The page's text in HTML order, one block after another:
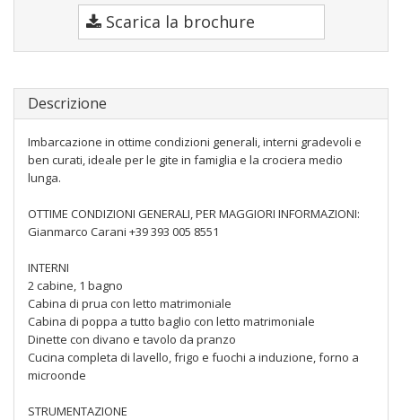
Scarica la brochure
Descrizione
Imbarcazione in ottime condizioni generali, interni gradevoli e
ben curati, ideale per le gite in famiglia e la crociera medio
lunga.
OTTIME CONDIZIONI GENERALI, PER MAGGIORI INFORMAZIONI:
Gianmarco Carani +39 393 005 8551
INTERNI
2 cabine, 1 bagno
Cabina di prua con letto matrimoniale
Cabina di poppa a tutto baglio con letto matrimoniale
Dinette con divano e tavolo da pranzo
Cucina completa di lavello, frigo e fuochi a induzione, forno a
microonde
STRUMENTAZIONE